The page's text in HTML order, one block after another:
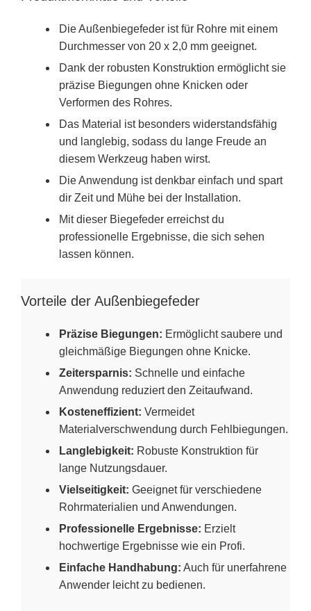
Die Außenbiegefeder ist für Rohre mit einem
Durchmesser von 20 x 2,0 mm geeignet.
Dank der robusten Konstruktion ermöglicht sie
präzise Biegungen ohne Knicken oder
Verformen des Rohres.
Das Material ist besonders widerstandsfähig
und langlebig, sodass du lange Freude an
diesem Werkzeug haben wirst.
Die Anwendung ist denkbar einfach und spart
dir Zeit und Mühe bei der Installation.
Mit dieser Biegefeder erreichst du
professionelle Ergebnisse, die sich sehen
lassen können.
Vorteile der Außenbiegefeder
Präzise Biegungen: Ermöglicht saubere und
gleichmäßige Biegungen ohne Knicke.
Zeitersparnis: Schnelle und einfache
Anwendung reduziert den Zeitaufwand.
Kosteneffizient: Vermeidet
Materialverschwendung durch Fehlbiegungen.
Langlebigkeit: Robuste Konstruktion für
lange Nutzungsdauer.
Vielseitigkeit: Geeignet für verschiedene
Rohrmaterialien und Anwendungen.
Professionelle Ergebnisse: Erzielt
hochwertige Ergebnisse wie ein Profi.
Einfache Handhabung: Auch für unerfahrene
Anwender leicht zu bedienen.